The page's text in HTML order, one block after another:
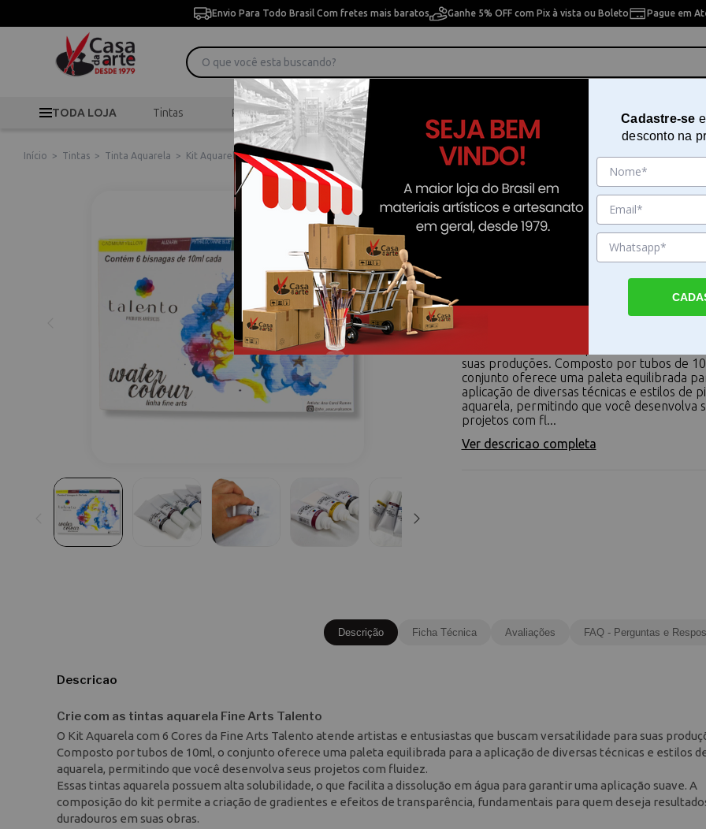
Envio Para Todo Brasil Com fretes mais baratos Ganhe 5% OFF com Pix à vista ou Boleto Pague em
TODA LOJA Tintas Pincéis Desenho Pintura
Início > Tintas > Tinta Aquarela > Kit Aquarela com 6 Cores 10ml Fine Arts Talento
Kit Aquarela com 6 Cores 10ml
Talento
Crie com as tintas aquarela Fine Arts
suas produções. Composto por tubos de
conjunto oferece uma paleta equilibrada
aplicação de diversas técnicas e estilos de
aquarela, permitindo que você desenvolva
projetos com fl...
Ver descricao completa
Descrição Ficha Técnica Avaliações FAQ - Perguntas e
Descricao
Crie com as tintas aquarela Fine Arts Talento
O Kit Aquarela com 6 Cores da Fine Arts Talento atende artistas e entusiastas que buscam versatilidade para suas
Composto por tubos de 10ml, o conjunto oferece uma paleta equilibrada para a aplicação de diversas técnicas e estilos
aquarela, permitindo que você desenvolva seus projetos com fluidez.
Essas tintas aquarela possuem alta solubilidade, o que facilita a dissolução em água para garantir uma aplicação suave. A
composição do kit permite a criação de gradientes e efeitos de transparência, fundamentais para quem deseja
duradouros em suas obras.
Cadastre-se
desconto na